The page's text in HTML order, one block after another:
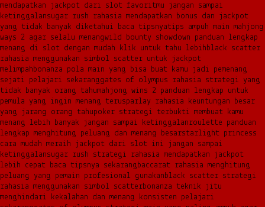
mendapatkan jackpot dari slot favoritmu jangan sampai
ketinggalansugar rush rahasia mendapatkan bonus dan jackpot
yang tidak banyak diketahui baca tipsnyatips ampuh main mahjong
ways 2 agar selalu menangwild bounty showdown panduan lengkap
menang di slot dengan mudah klik untuk tahu lebih black scatter
rahasia menggunakan simbol scatter untuk jackpot
melimpah bonanza pola main yang bisa buat kamu jadi pemenang
sejati pelajari sekaranggates of olympus rahasia strategi yang
tidak banyak orang tahumahjong wins 2 panduan lengkap untuk
pemula yang ingin menang terusparlay rahasia keuntungan besar
yang jarang orang tahupoker strategi terbukti membuat kamu
menang lebih banyak jangan sampai ketinggalanroulette panduan
lengkap menghitung peluang dan menang besarstarlight princess
cara mudah meraih jackpot dari slot ini jangan sampai
ketinggalansugar rush strategi rahasia mendapatkan jackpot
lebih cepat baca tipsnya sekarang baccarat rahasia menghitung
peluang yang pemain profesional gunakan black scatter strategi
rahasia menggunakan simbol scatterbonanza teknik jitu
menghindari kekalahan dan menang konsisten pelajari